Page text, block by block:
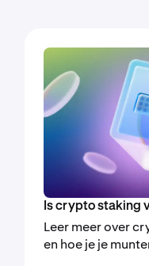
Is crypto staking
Leer meer over
en hoe je je